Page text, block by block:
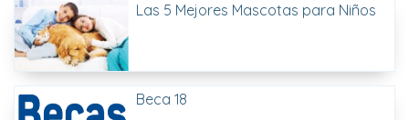
Las 5 Mejores Mascotas para Niños
Beca 18